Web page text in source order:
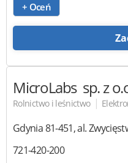
+ Oceń
MicroLabs sp. z
Rolnictwo i leśnictwo |
Gdynia81-451,al.
721-420-200